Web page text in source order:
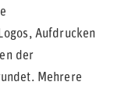
Aufdrucken
der
Mehrere